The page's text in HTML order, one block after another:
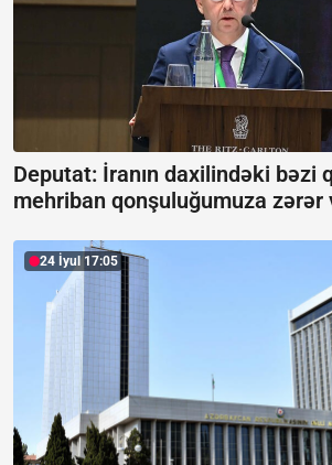
Deputat: İranın daxilindəki bəzi
mehriban qonşuluğumuza zərər
24 İyul 17:05